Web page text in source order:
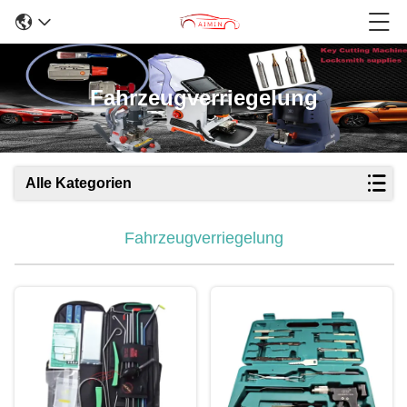
Fahrzeugverriegelung
Alle Kategorien
Fahrzeugverriegelung